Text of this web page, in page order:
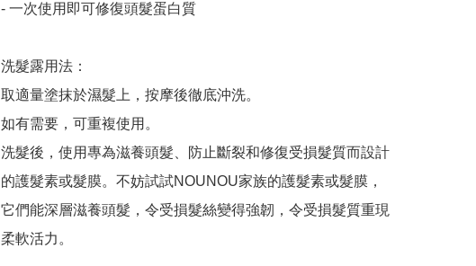
- 一次使用即可修復頭髮蛋白質
洗髮露用法：
取適量塗抹於濕髮上，按摩後徹底沖洗。
如有需要，可重複使用。
洗髮後，使用專為滋養頭髮、防止斷裂和修復受損髮質而設計
的護髮素或髮膜。不妨試試NOUNOU家族的護髮素或髮膜，
它們能深層滋養頭髮，令受損髮絲變得強韌，令受損髮質重現
柔軟活力。